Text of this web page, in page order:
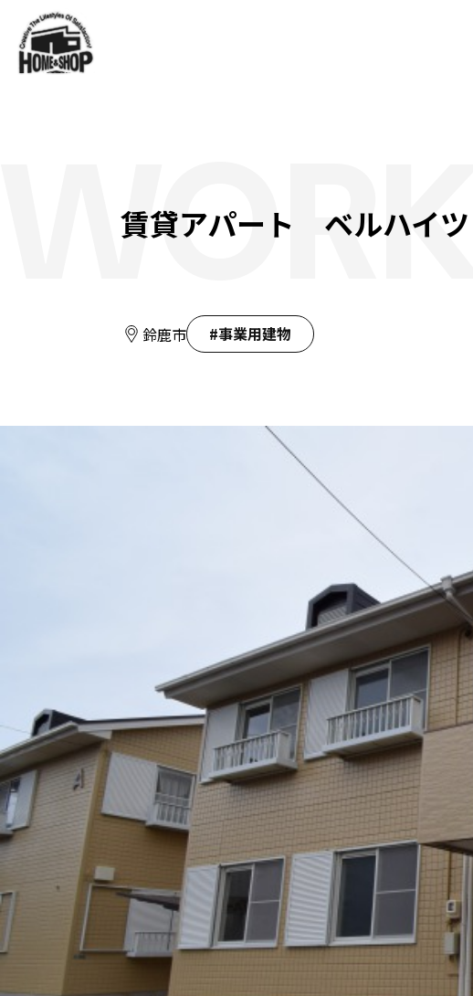
WORKS
賃貸アパート ベルハイツ
鈴鹿市 #事業用建物